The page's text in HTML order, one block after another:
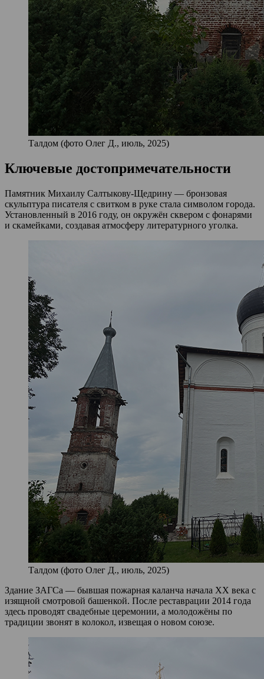
Талдом (фото Олег Д., июль, 2025)
Ключевые достопримечательности
Памятник Михаилу Салтыкову-Щедрину — бронзовая
скульптура писателя с свитком в руке стала символом города.
Установленный в 2016 году, он окружён сквером с фонарями
и скамейками, создавая атмосферу литературного уголка.
Талдом (фото Олег Д., июль, 2025)
Здание ЗАГСа — бывшая пожарная каланча начала XX века с
изящной смотровой башенкой. После реставрации 2014 года
здесь проводят свадебные церемонии, а молодожёны по
традиции звонят в колокол, извещая о новом союзе.